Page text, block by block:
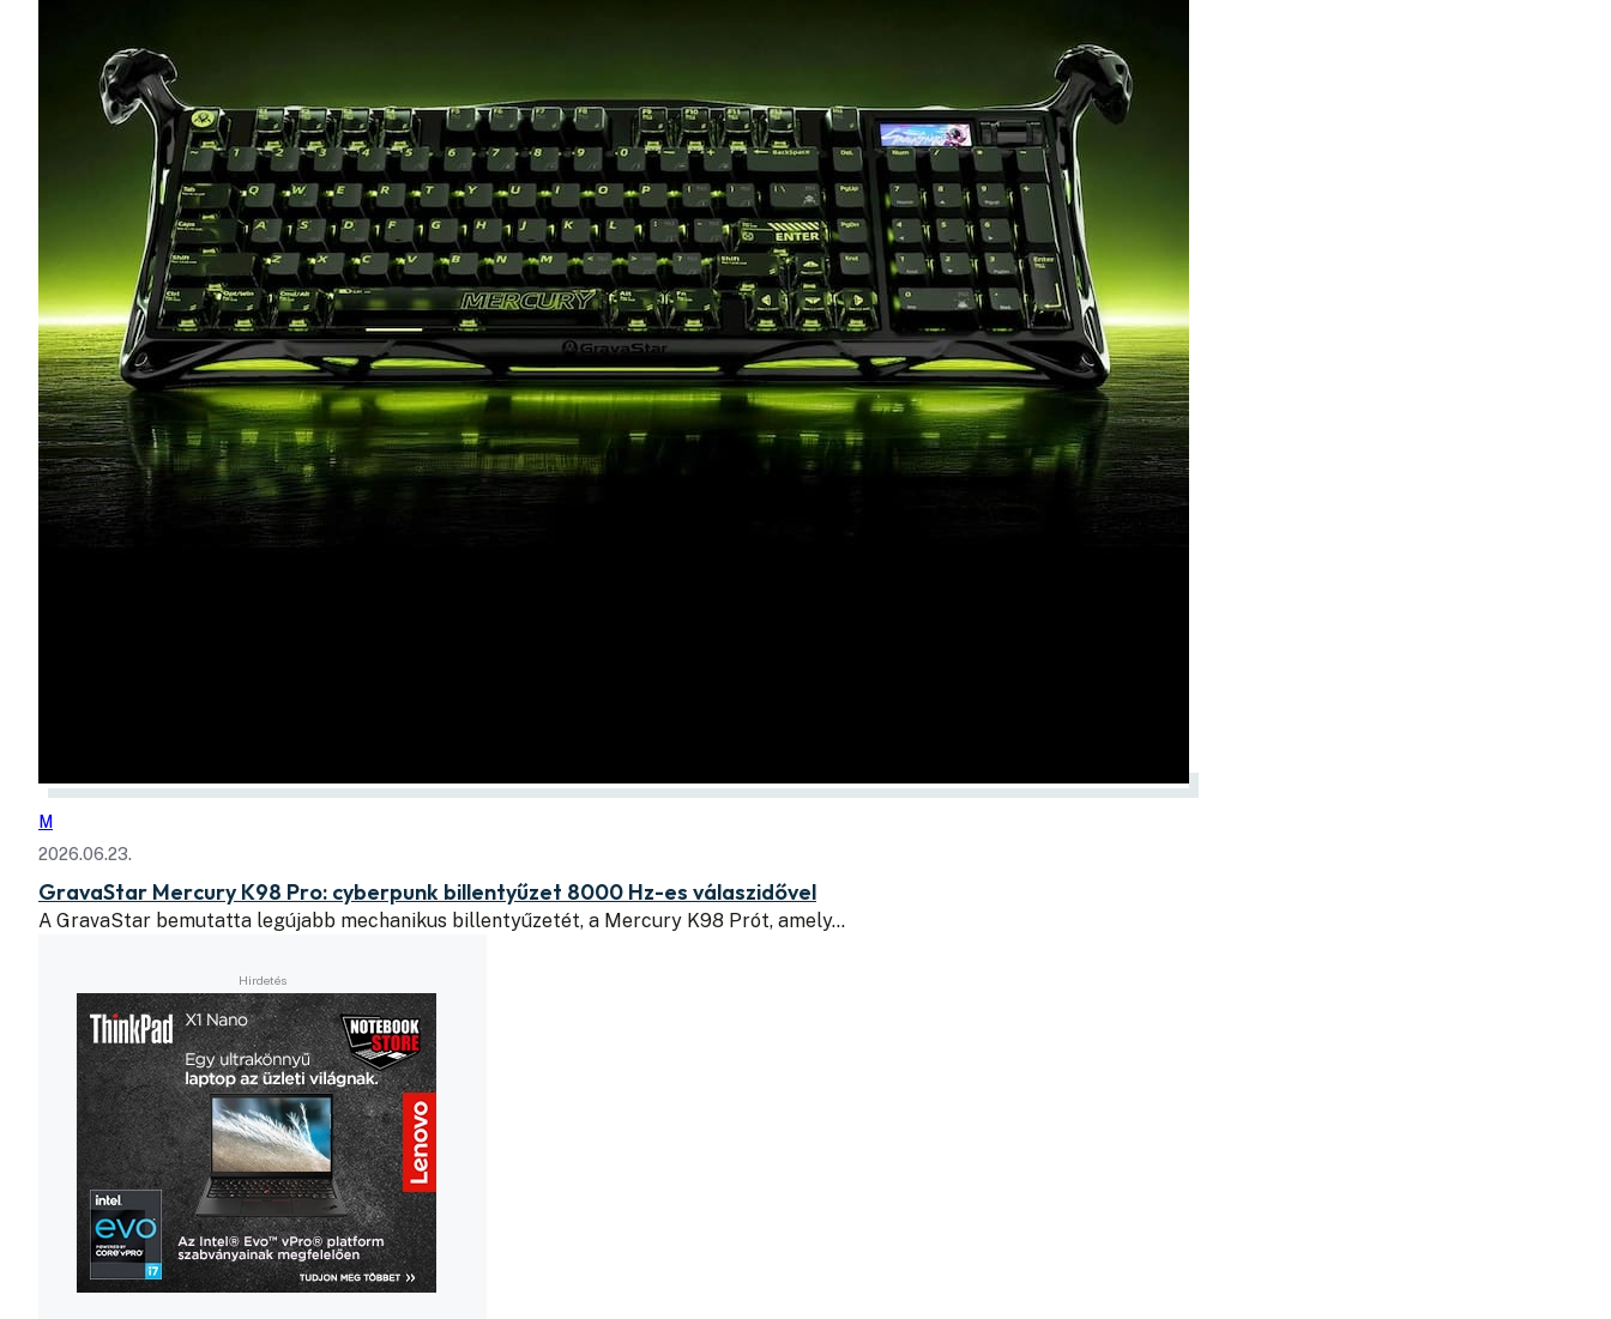
M
2026.06.23.
GravaStar Mercury K98 Pro: cyberpunk billentyűzet 8000 Hz-es válaszidővel
A GravaStar bemutatta legújabb mechanikus billentyűzetét, a Mercury K98 Prót, amely…